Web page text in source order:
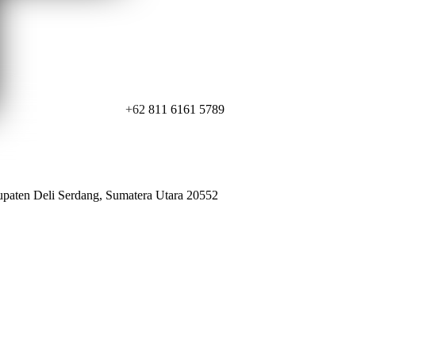
+62 811 6161 5789
Deli Serdang, Sumatera Utara 20552